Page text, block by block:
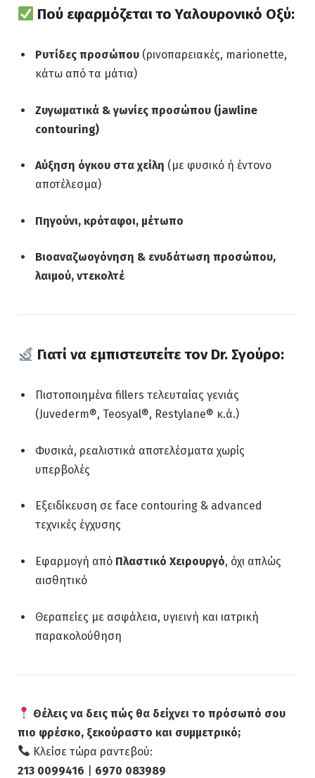
Πού εφαρμόζεται το Υαλουρονικό Οξύ:
Ρυτίδες προσώπου (ρινοπαρειακές, marionette,
κάτω από τα μάτια)
Ζυγωματικά & γωνίες προσώπου (jawline
contouring)
Αύξηση όγκου στα χείλη (με φυσικό ή έντονο
αποτέλεσμα)
Πηγούνι, κρόταφοι, μέτωπο
Βιοαναζωογόνηση & ενυδάτωση προσώπου,
λαιμού, ντεκολτέ
Γιατί να εμπιστευτείτε τον Dr. Σγούρο:
Πιστοποιημένα fillers τελευταίας γενιάς
(Juvederm®, Teosyal®, Restylane® κ.ά.)
Φυσικά, ρεαλιστικά αποτελέσματα χωρίς
υπερβολές
Εξειδίκευση σε face contouring & advanced
τεχνικές έγχυσης
Εφαρμογή από Πλαστικό Χειρουργό, όχι απλώς
αισθητικό
Θεραπείες με ασφάλεια, υγιεινή και ιατρική
παρακολούθηση
Θέλεις να δεις πώς θα δείχνει το πρόσωπό σου
πιο φρέσκο, ξεκούραστο και συμμετρικό;
Κλείσε τώρα ραντεβού:
213 0099416
6970 083989